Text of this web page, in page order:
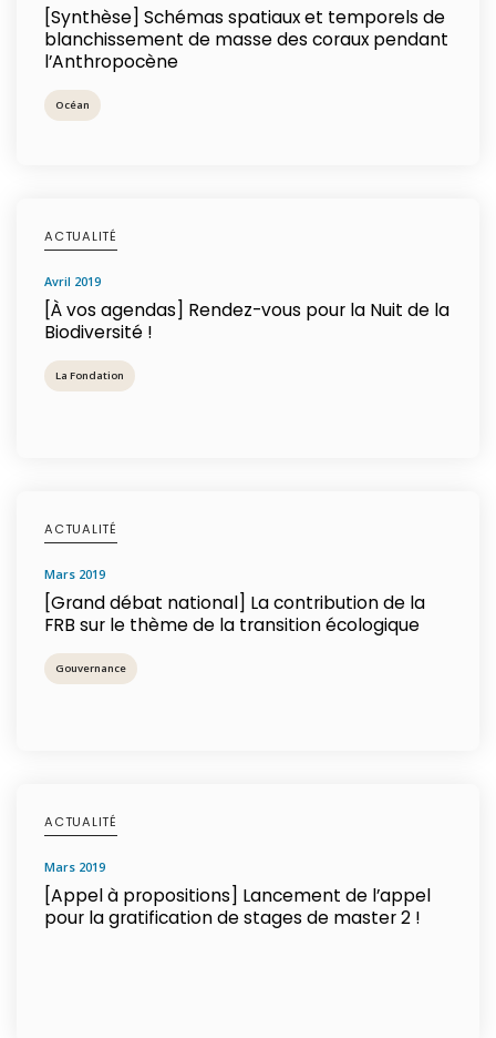
[Synthèse] Schémas spatiaux et temporels de
blanchissement de masse des coraux pendant
l’Anthropocène
Océan
ACTUALITÉ
avril 2019
[À vos agendas] Rendez-vous pour la Nuit de la
Biodiversité !
La Fondation
ACTUALITÉ
mars 2019
[Grand débat national] La contribution de la
FRB sur le thème de la transition écologique
Gouvernance
ACTUALITÉ
mars 2019
[Appel à propositions] Lancement de l’appel
pour la gratification de stages de master 2 !